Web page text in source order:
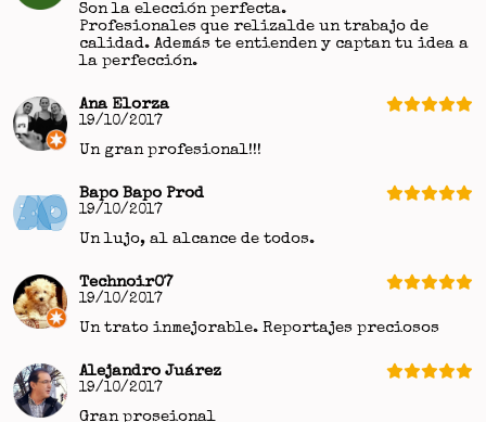
Son la elección perfecta.
Profesionales que relizalde un trabajo de
calidad. Además te entienden y captan tu idea a
la perfección.
Ana Elorza
19/10/2017
Un gran profesional!!!
Bapo Bapo Prod
19/10/2017
Un lujo, al alcance de todos.
Technoir07
19/10/2017
Un trato inmejorable. Reportajes preciosos
Alejandro Juárez
19/10/2017
Gran proseional